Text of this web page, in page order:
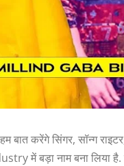
करेंगे सिंगर, सॉन्ग
में बड़ा नाम बना लिया है.